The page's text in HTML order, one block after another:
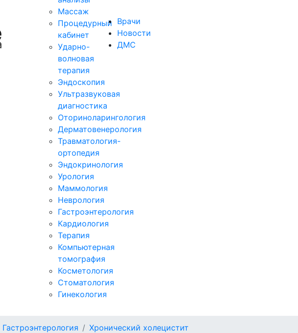
Массаж
Процедурный
кабинет
Ударно-
волновая
терапия
Эндоскопия
Ультразвуковая
диагностика
Оториноларингология
Дерматовенерология
Травматология-
ортопедия
Эндокринология
Урология
Маммология
Неврология
Гастроэнтерология
Кардиология
Терапия
Компьютерная
томография
Косметология
Стоматология
Гинекология
Врачи
Новости
ДМС
Гастроэнтерология Хронический холецистит